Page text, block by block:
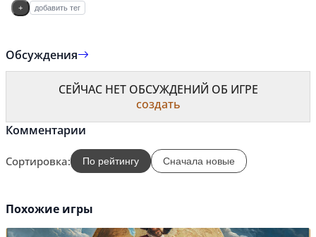
+ добавить тег
Обсуждения
СЕЙЧАС НЕТ ОБСУЖДЕНИЙ ОБ ИГРЕ
создать
Комментарии
Сортировка: По рейтингу Сначала новые
Похожие игры